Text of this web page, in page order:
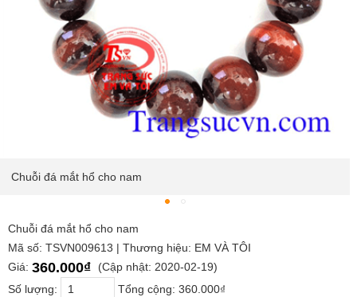
Chuỗi đá mắt hổ cho nam
Chuỗi đá mắt hổ cho nam
Mã số: TSVN009613 | Thương hiệu: EM VÀ TÔI
Giá: 360.000₫
(Cập nhật: 2020-02-19)
Số lượng:
Tổng cộng: 360.000₫